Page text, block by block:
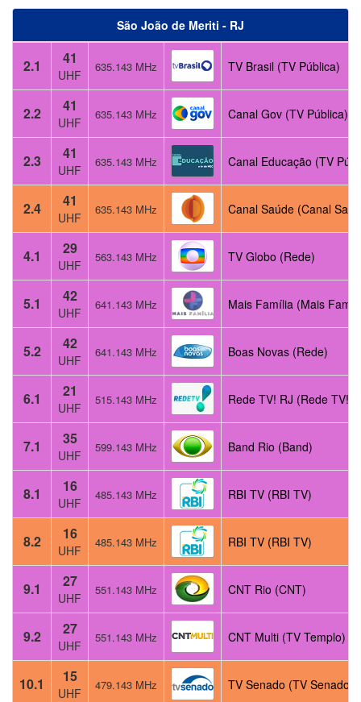
São João de Meriti - RJ
2.1 41
UHF
635.143 MHz TV Brasil (TV Pública)
2.2 41
UHF
635.143 MHz Canal Gov (TV Pública)
2.3 41
UHF
635.143 MHz Canal Educação (TV
2.4 41
UHF
635.143 MHz Canal Saúde (Canal
4.1 29
UHF
563.143 MHz TV Globo (Rede)
5.1 42
UHF
641.143 MHz Mais Família (Mais
5.2 42
UHF
641.143 MHz Boas Novas (Rede)
6.1 21
UHF
515.143 MHz Rede TV! RJ (Rede TV!)
7.1 35
UHF
599.143 MHz Band Rio (Band)
8.1 16
UHF
485.143 MHz RBI TV (RBI TV)
8.2 16
UHF
485.143 MHz RBI TV (RBI TV)
9.1 27
UHF
551.143 MHz CNT Rio (CNT)
9.2 27
UHF
551.143 MHz CNT Multi (TV Templo)
10.1 15
UHF
479.143 MHz TV Senado (TV Senado)